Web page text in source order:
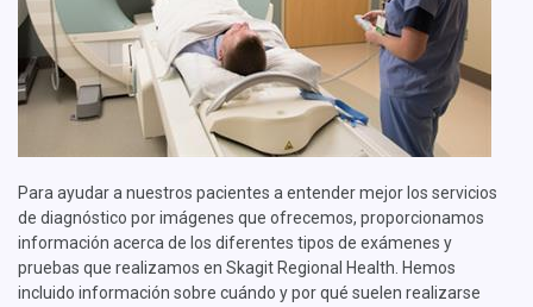
Para ayudar a nuestros pacientes a entender mejor los servicios
de diagnóstico por imágenes que ofrecemos, proporcionamos
información acerca de los diferentes tipos de exámenes y
pruebas que realizamos en Skagit Regional Health. Hemos
incluido información sobre cuándo y por qué suelen realizarse